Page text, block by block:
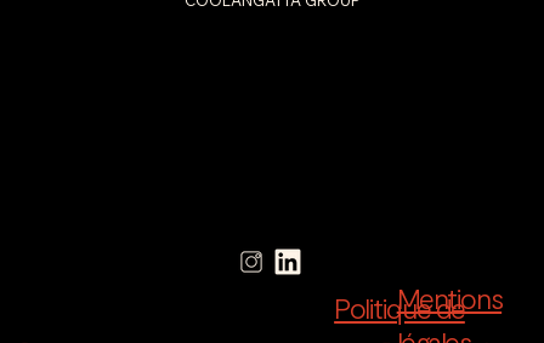
Politique de
Mentions